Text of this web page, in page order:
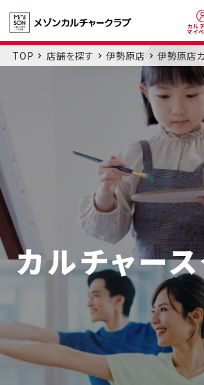
カル
マイ
カルチャー
TOP 店舗を探す 伊勢原店 伊勢原店